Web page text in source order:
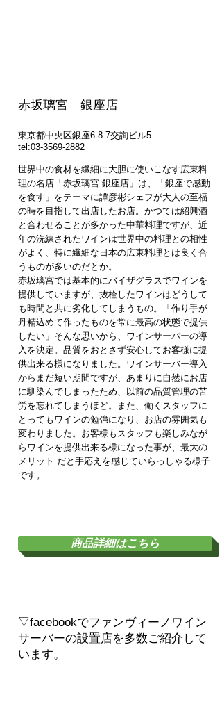
赤坂璃宮 銀座店
東京都中央区銀座6-8-7交詢ビル5
tel:03-3569-2882
世界中の食材を繊細に大胆に使いこなす広東料
理の名店「赤坂璃宮 銀座店」は、「銀座で感動
を食す」をテーマに譚彦彬シェフが大人の至福
の時を目指して出店したお店。かつては紹興酒
と合わせることが多かった中華料理ですが、近
年の洗練されたワインは世界中の料理との相性
がよく、特に繊細な日本の広東料理とは良く合
うものが多いのだとか。
赤坂璃宮では基本的にバイザグラスでワインを
提供していますが、抜栓したワインはどうして
も時間と共に劣化してしまうもの。「作り手が
丹精込めて作ったものを常に最高の状態で提供
したい」そんな思いから、ワインサーバーの導
入を決定。品質をおとさず安心してお客様に提
供出来る様になりました。ワインサーバー導入
からまだ短い期間ですが、あまりに自然にお店
に馴染んでしまったため、以前の品質管理の苦
労を忘れてしまうほど。また、働くスタッフに
とってもワインの勉強になり、お店の雰囲気も
変わりました。お客様もスタッフも楽しみなが
らワインを提供出来る様になった事が、最大の
メリット だと手応えを感じていらっしゃる様子
です。
商品詳細はこちら
​▽facebookでファンヴィーノワイン
サーバーの設置店を多数ご紹介して
います。